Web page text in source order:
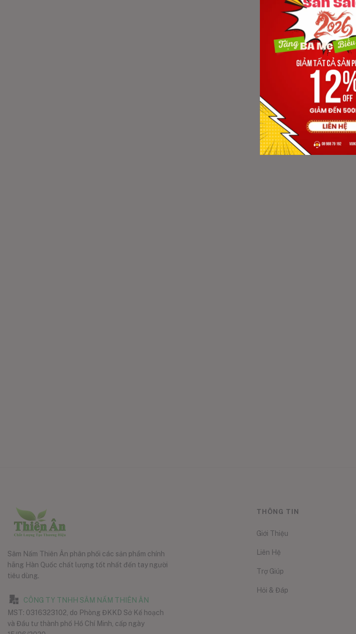
Sâm Nấm Thiên Ân phân phối các sản phẩm chính
hãng Hàn Quốc chất lượng tốt nhất đến tay người
tiêu dùng.
CÔNG TY TNHH SÂM NẤM THIÊN ÂN
MST: 0316323102, do Phòng ĐKKD Sở Kế hoạch
và Đầu tư thành phố Hồ Chí Minh, cấp ngày
THÔNG TIN
Giới Thiệu
Liên Hệ
Trợ Giúp
Hỏi & Đáp